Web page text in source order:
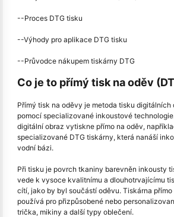
--Proces DTG tisku
--Výhody pro aplikace DTG tisku
--Průvodce nákupem tiskárny DTG
Co je to přímý tisk na oděv
Přímý tisk na oděvy je metoda tisku digitálních
pomocí specializované inkoustové
digitální obraz vytiskne přímo na oděv,
specializované DTG tiskárny, která nanáší
vodní bázi.
Při tisku je povrch tkaniny barevněn inkousty
vede k vysoce kvalitnímu a dlouhotrvajícímu
cítí, jako by byl součástí oděvu. Tiskárna
používá pro přizpůsobené nebo
trička, mikiny a další typy oblečení.